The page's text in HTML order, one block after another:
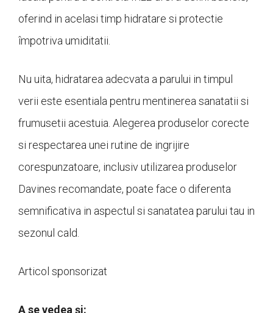
oferind in acelasi timp hidratare si protectie
împotriva umiditatii.
Nu uita, hidratarea adecvata a parului in timpul
verii este esentiala pentru mentinerea sanatatii si
frumusetii acestuia. Alegerea produselor corecte
si respectarea unei rutine de ingrijire
corespunzatoare, inclusiv utilizarea produselor
Davines recomandate, poate face o diferenta
semnificativa in aspectul si sanatatea parului tau in
sezonul cald.
Articol sponsorizat
A se vedea și: